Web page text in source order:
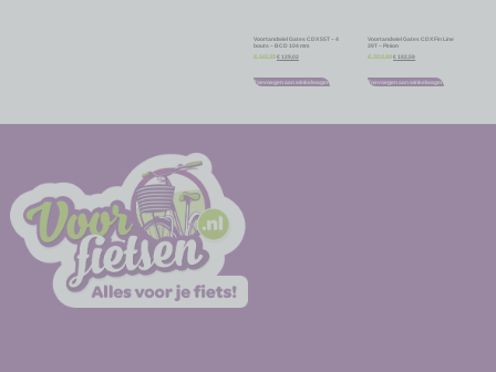
Voortandwiel Gates CDX 55T – 4
bouts – BCD 104 mm
€ 143,35 € 129,02
Toevoegen aan winkelwagen
Voortandwiel Gates CDX Fin Line
39T – Pinion
€ 202,88 € 182,59
Toevoegen aan winkelwagen